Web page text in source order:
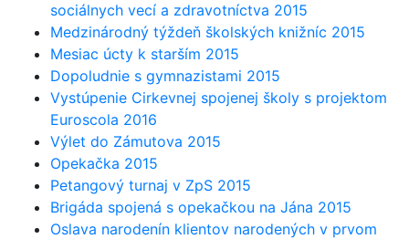
sociálnych vecí a zdravotníctva 2015
Medzinárodný týždeň školských knižníc 2015
Mesiac úcty k starším 2015
Dopoludnie s gymnazistami 2015
Vystúpenie Cirkevnej spojenej školy s projektom
Euroscola 2016
Výlet do Zámutova 2015
Opekačka 2015
Petangový turnaj v ZpS 2015
Brigáda spojená s opekačkou na Jána 2015
Oslava narodenín klientov narodených v prvom